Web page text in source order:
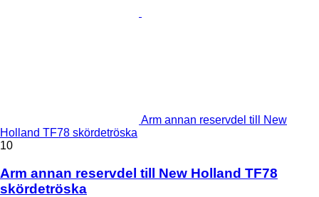
Arm annan reservdel till New
Holland TF78 skördetröska
10
Arm annan reservdel till New Holland TF78
skördetröska